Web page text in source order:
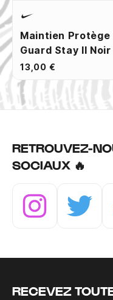
Maintien Protège
Guard Stay II Noir
13,00 €
RETROUVEZ-
SOCIAUX 🔥
RECEVEZ